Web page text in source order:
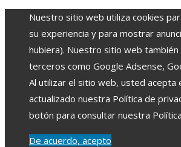
Nuestro sitio web utiliza cookies
su experiencia y para mostrar
hubiera). Nuestro sitio web
terceros como Google Adsense,
Al utilizar el sitio web, usted acepta
actualizado nuestra Política de
botón para consultar nuestra
De acuerdo, acepto